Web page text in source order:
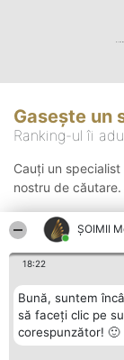
ȘOIMII
18:22
Bună, suntem
să faceți clic pe
corespunzător! 🙂
Gasește un
Ranking-ul îi
Cauți un
nostru de